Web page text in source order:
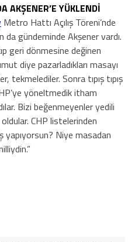
AKŞENER’E YÜKLENDİ
Metro Hattı Açılış Töreni’nde
da gündeminde Akşener vardı.
geri dönmesine değinen
diye pazarladıkları masayı
tekmelediler. Sonra tıpış tıpış
yöneltmedik itham
Bizi beğenmeyenler yedili
CHP listelerinden
yapıyorsun? Niye masadan